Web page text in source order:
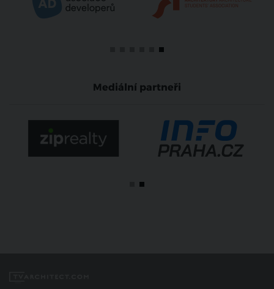
Mediální partneři